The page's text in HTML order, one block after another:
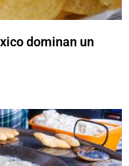
dominan un